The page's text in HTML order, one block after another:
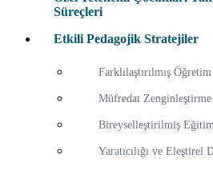
Süreçleri
Etkili Pedagojik Stratejiler
Farklılaştırılmış Öğretim
Müfredat Zenginleştirme
Bireyselleştirilmiş
Yaratıcılığı ve Eleştirel